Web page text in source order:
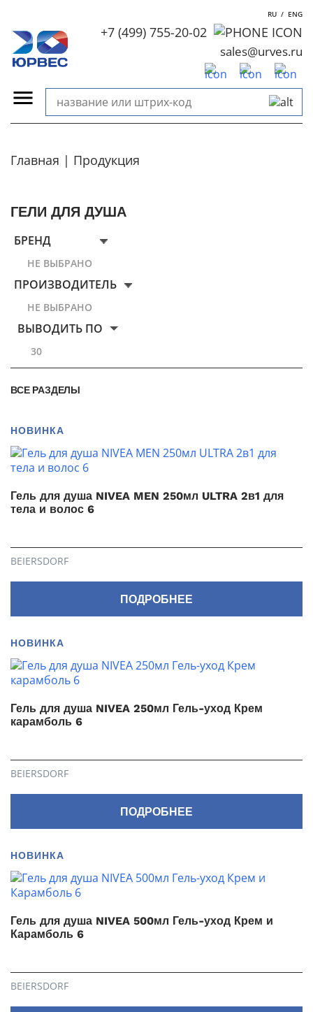
RU / ENG
+7 (499) 755-20-02
sales@urves.ru
Главная Продукция
ГЕЛИ ДЛЯ ДУША
БРЕНД
НЕ ВЫБРАНО
ПРОИЗВОДИТЕЛЬ
НЕ ВЫБРАНО
ВЫВОДИТЬ ПО
30
ВСЕ РАЗДЕЛЫ
НОВИНКА
Гель для душа NIVEA MEN 250мл ULTRA 2в1 для
тела и волос 6
BEIERSDORF
ПОДРОБНЕЕ
НОВИНКА
Гель для душа NIVEA 250мл Гель-уход Крем
карамболь 6
BEIERSDORF
ПОДРОБНЕЕ
НОВИНКА
Гель для душа NIVEA 500мл Гель-уход Крем и
Карамболь 6
BEIERSDORF